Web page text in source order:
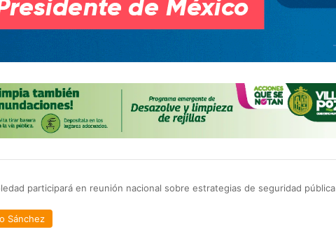
participará en reunión nacional sobre estrategias de seguridad pública
Sánchez